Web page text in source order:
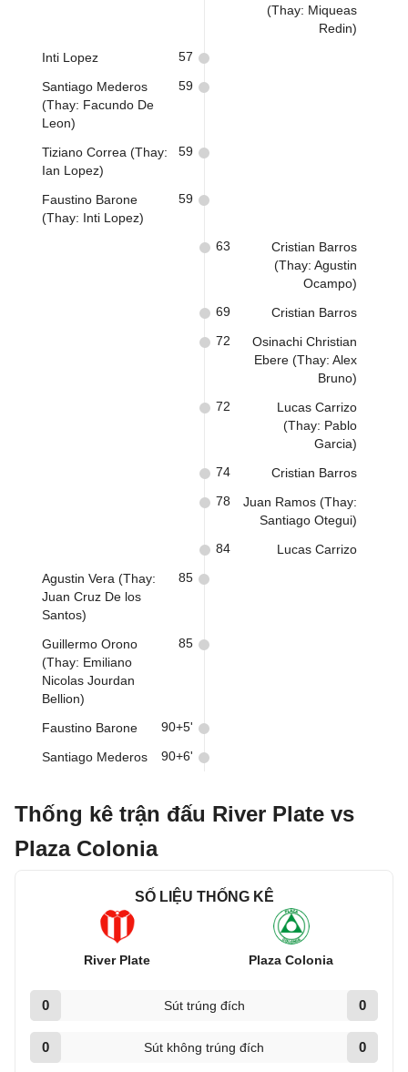
(Thay: Miqueas
Redin)
Inti Lopez 57
Santiago Mederos
(Thay: Facundo De
Leon)
59
Tiziano Correa (Thay:
Ian Lopez)
59
Faustino Barone
(Thay: Inti Lopez)
59
Cristian Barros
(Thay: Agustin
Ocampo)
63
Cristian Barros
69
Osinachi Christian
Ebere (Thay: Alex
Bruno)
72
Lucas Carrizo
(Thay: Pablo
Garcia)
72
Cristian Barros
74
Juan Ramos (Thay:
Santiago Otegui)
78
Lucas Carrizo
84
Agustin Vera (Thay:
Juan Cruz De los
Santos)
85
Guillermo Orono
(Thay: Emiliano
Nicolas Jourdan
Bellion)
85
Faustino Barone 90+5'
Santiago Mederos 90+6'
Thống kê trận đấu River Plate vs
Plaza Colonia
SỐ LIỆU THỐNG KÊ
River Plate Plaza Colonia
0 Sút trúng đích 0
0 Sút không trúng đích 0